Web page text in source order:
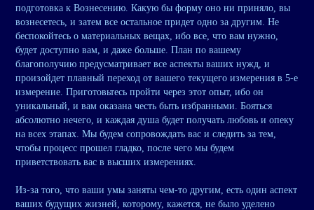
подготовка к Вознесению. Какую бы форму оно ни приняло, вы
вознесетесь, и затем все остальное придет одно за другим. Не
беспокойтесь о материальных вещах, ибо все, что вам нужно,
будет доступно вам, и даже больше. План по вашему
благополучию предусматривает все аспекты ваших нужд, и
произойдет плавный переход от вашего текущего измерения в 5-е
измерение. Приготовьтесь пройти через этот опыт, ибо он
уникальный, и вам оказана честь быть избранными. Бояться
абсолютно нечего, и каждая душа будет получать любовь и опеку
на всех этапах. Мы будем сопровождать вас и следить за тем,
чтобы процесс прошел гладко, после чего мы будем
приветствовать вас в высших измерениях.
Из-за того, что ваши умы заняты чем-то другим, есть один аспект
ваших будущих жизней, которому, кажется, не было уделено